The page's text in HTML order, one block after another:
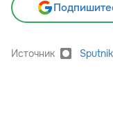
Источник Sputnik